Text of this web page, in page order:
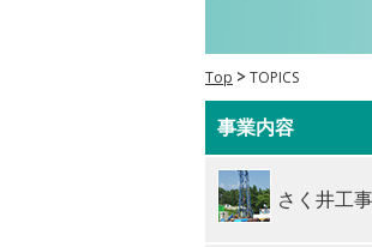
Top TOPICS
事業内容
さく井工事